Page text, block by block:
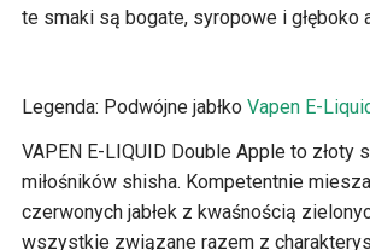
te smaki są bogate, syropowe i głęboko
Legenda: Podwójne jabłkoVapen E-
VAPEN E-LIQUID Double Apple to złoty
miłośników shisha. Kompetentnie
czerwonych jabłek z kwaśnością
wszystkie związane razem z